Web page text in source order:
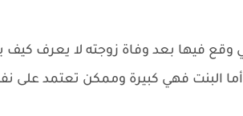
فيها بعد وفاة زوجته لا يعرف كيف
البنت فهي كبيرة وممكن تعتمد على